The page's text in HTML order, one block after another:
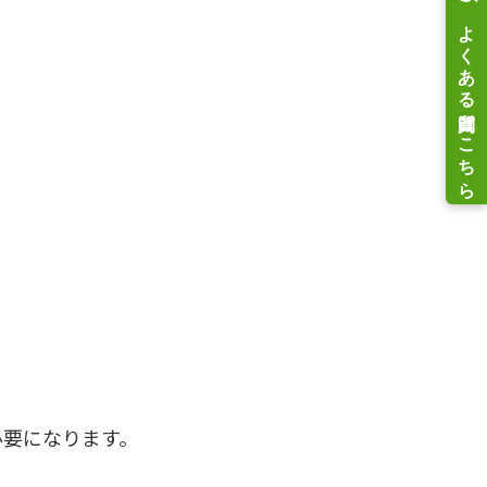
になります。